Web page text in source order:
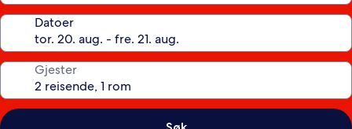
Datoer
Gjester